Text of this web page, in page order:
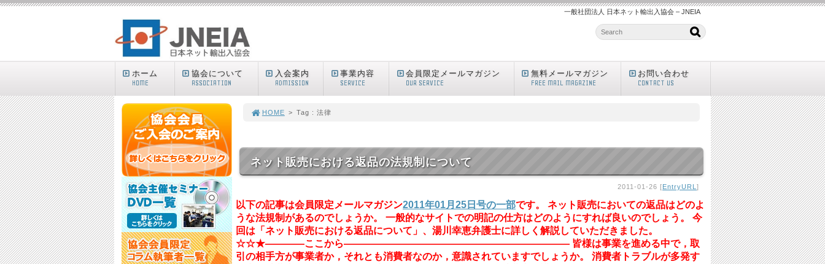
一般社団法人 日本ネット輸出入協会 – JNEIA
ホーム
HOME
協会について
ASSOCIATION
入会案内
ADMISSION
事業内容
SERVICE
会員限定メールマガジン
OUR SERVICE
無料メールマガジン
FREE MAIL MAGAZINE
お問い合わせ
CONTACT US
HOME > Tag : 法律
ネット販売における返品の法規制について
2011-01-26 [EntryURL ]
以下の記事は会員限定メールマガジン2011年01月25日号の一部です。
ネット販売においての返品はどのよ
うな法規制があるのでしょうか。 一般的なサイトでの明記の仕方はどのようにすれば良いのでしょう。 今
回は「ネット販売における返品について」、湯川幸恵弁護士に詳しく解説していただきました。
☆☆★――――ここから――――――――――――――――――――――― 皆様は事業を進める中で，取
引の相手方が事業者か，それとも消費者なのか，意識されていますでしょうか。 消費者トラブルが多発す